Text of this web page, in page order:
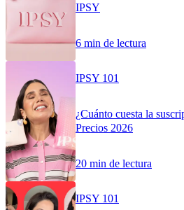
IPSY
6 min de lectura
IPSY 101
¿Cuánto cuesta la
Precios 2026
20 min de lectura
IPSY 101